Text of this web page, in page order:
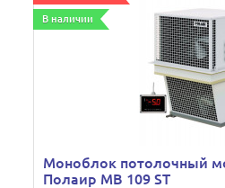
В наличии
Моноблок потолочный
Полаир МВ 109 ST